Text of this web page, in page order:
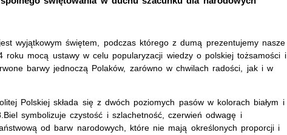
wyjątkowym świętem, podczas którego z dumą prezentujemy nasze
roku mocą ustawy w celu popularyzacji wiedzy o polskiej tożsamości i
barwy jednoczą Polaków, zarówno w chwilach radości, jak i w
Polskiej składa się z dwóch poziomych pasów w kolorach białym i
symbolizuje czystość i szlachetność, czerwień odwagę i
od barw narodowych, które nie mają określonych proporcji i